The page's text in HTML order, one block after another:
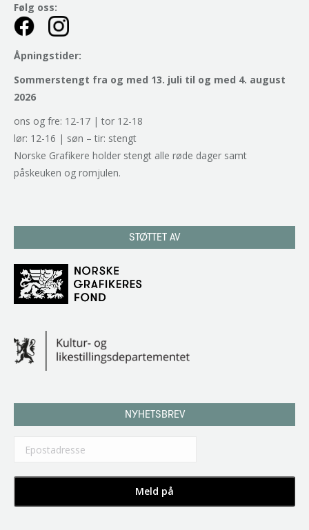
Følg oss:
Åpningstider:
Sommerstengt fra og med 13. juli til og med 4. august
2026
ons og fre: 12-17 | tor 12-18
lør: 12-16 | søn – tir: stengt
Norske Grafikere holder stengt alle røde dager samt
påskeuken og romjulen.
STØTTET AV
NYHETSBREV